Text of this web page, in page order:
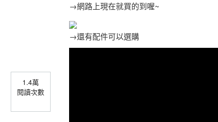
1.4萬
閱讀次數
→網路上現在就買的到喔~
→還有配件可以選購